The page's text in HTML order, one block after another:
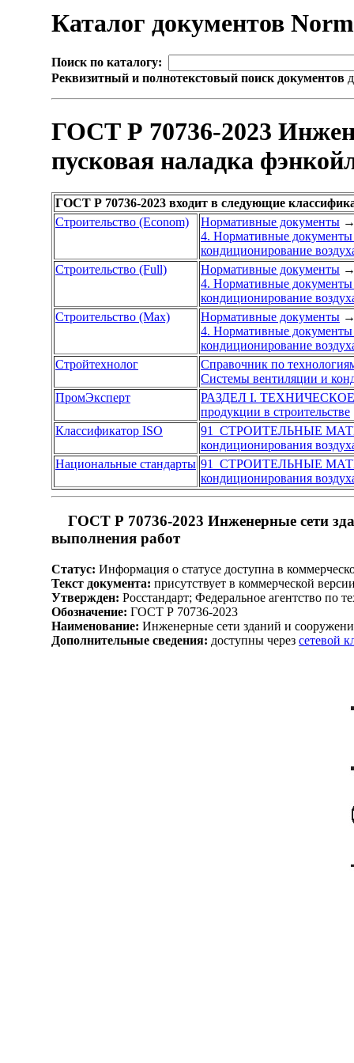
Каталог документов
Поиск по каталогу:
Реквизитный и полнотекстовый поиск документов
ГОСТ Р 70736-2023
пусковая наладка
ГОСТ Р 70736-2023 входит в следующие
Строительство (Econom)
Нормативные документы →
4. Нормативные документы
кондиционирование
Строительство (Full)
Нормативные документы →
4. Нормативные документы
кондиционирование
Строительство (Max)
Нормативные документы →
4. Нормативные документы
кондиционирование
Стройтехнолог
Справочник по
Системы вентиляции и
ПромЭксперт
РАЗДЕЛ I.
продукции в строительстве
Классификатор ISO
91 СТРОИТЕЛЬНЫЕ
кондиционирования
Национальные стандарты 91 СТРОИТЕЛЬНЫЕ
кондиционирования
ГОСТ Р 70736-2023 Инженерные сети
выполнения работ
Статус: Информация о статусе доступна в
Текст документа: присутствует в коммерческой
Утвержден: Росстандарт; Федеральное агентство по
Обозначение: ГОСТ Р 70736-2023
Наименование: Инженерные сети зданий и
Дополнительные сведения: доступны через сетевой